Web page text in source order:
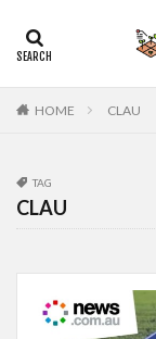
HOME CLAU
TAG
CLAU